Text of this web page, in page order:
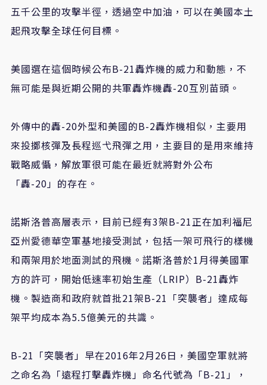
五千公里的攻擊半徑，透過空中加油，可以在美國本土
起飛攻擊全球任何目標。
美國選在這個時候公布B-21轟炸機的威力和動態，不
無可能是與近期公開的共軍轟炸機轟-20互別苗頭。
外傳中的轟-20外型和美國的B-2轟炸機相似，主要用
來投擲核彈及長程巡弋飛彈之用，主要目的是用來維持
戰略威懾，解放軍很可能在最近就將對外公布
「轟-20」的存在。
諾斯洛普高層表示，目前已經有3架B-21正在加利福尼
亞州愛德華空軍基地接受測試，包括一架可飛行的樣機
和兩架用於地面測試的飛機。諾斯洛普於1月得美國軍
方的許可，開始低速率初始生產（LRIP）B-21轟炸
機。製造商和政府就首批21架B-21「突襲者」達成每
架平均成本為5.5億美元的共識。
B-21「突襲者」早在2016年2月26日，美國空軍就將
之命名為「遠程打擊轟炸機」命名代號為「B-21」，